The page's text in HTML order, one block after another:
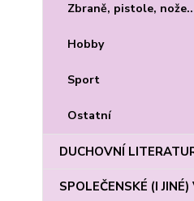
Zbraně, pistole,
Hobby
Sport
Ostatní
DUCHOVNÍ
SPOLEČENSKÉ (I JINÉ)